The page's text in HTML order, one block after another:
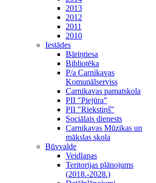
2013
2012
2011
2010
Iestādes
Bāriņtiesa
Bibliotēka
P/a Carnikavas
Komunālserviss
Carnikavas pamatskola
PII "Piejūra"
PII "Riekstiņš"
Sociālais dienests
Carnikavas Mūzikas un
mākslas skola
Būvvalde
Veidlapas
Teritorijas plānojums
(2018.-2028.)